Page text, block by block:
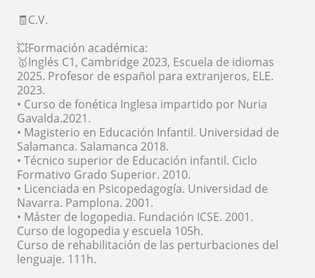
🧾C.V.
💥Formación académica:
🥇Inglés C1, Cambridge 2023, Escuela de idiomas
2025. Profesor de español para extranjeros, ELE.
2023.
• Curso de fonética Inglesa impartido por Nuria
Gavalda.2021.
• Magisterio en Educación Infantil. Universidad de
Salamanca. Salamanca 2018.
• Técnico superior de Educación infantil. Ciclo
Formativo Grado Superior. 2010.
• Licenciada en Psicopedagogía. Universidad de
Navarra. Pamplona. 2001.
• Máster de logopedia. Fundación ICSE. 2001.
Curso de logopedia y escuela 105h.
Curso de rehabilitación de las perturbaciones del
lenguaje. 111h.